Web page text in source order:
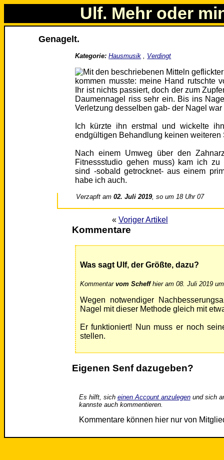
Ulf. Mehr oder
Genagelt.
Kategorie: Hausmusik , Verdingt
kommen musste: meine Hand rutschte
Ihr ist nichts passiert, doch der zum
Daumennagel riss sehr ein. Bis ins
Verletzung desselben gab- der Nagel
Ich kürzte ihn erstmal und wickelte
endgültigen Behandlung keinen weiteren
Nach einem Umweg über den
Fitnessstudio gehen muss) kam ich
sind -sobald getrocknet- aus einem
habe ich auch.
Verzapft am02. Juli 2019, so um 18 Uhr 07
« Voriger Artikel
Kommentare
Was sagt Ulf, der Größte, dazu?
Kommentar vom Scheffhier am 08. Juli 2019
Wegen notwendiger
Nagel mit dieser Methode gleich mit
Er funktioniert! Nun muss er noch
stellen.
Eigenen Senf dazugeben?
Es hilft, sich einen Account anzulegenund sich
kannste auch kommentieren.
Kommentare können hier nur von